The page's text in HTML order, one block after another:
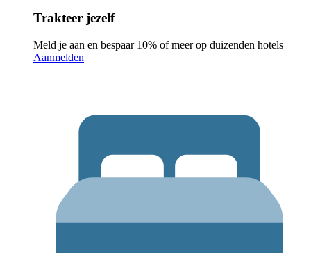
Trakteer jezelf
Meld je aan en bespaar 10% of meer op duizenden hotels
Aanmelden